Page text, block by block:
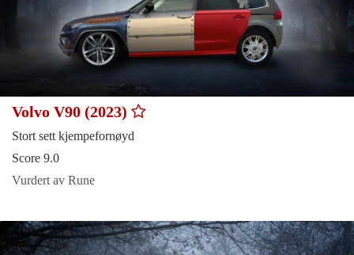
Volvo V90 (2023)
Stort sett kjempefornøyd
Score 9.0
Vurdert av Rune